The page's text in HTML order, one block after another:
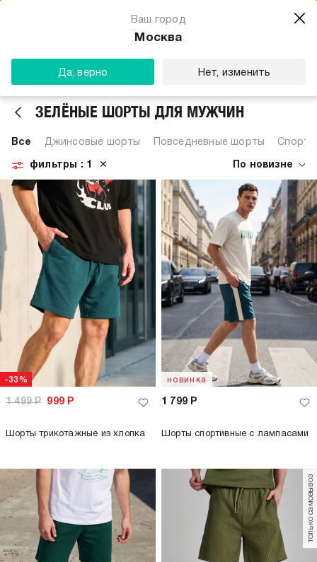
Ваш город
Москва
Да, верно Нет, изменить
ЗЕЛЁНЫЕ ШОРТЫ ДЛЯ МУЖЧИН
Все Джинсовые шорты Повседневные шорты
По новизне
фильтры : 1 ✕
-33%
1 499Р 999 Р
Шорты трикотажные из хлопка
новинка
1 799 Р
Шорты спортивные с лампасами
только самовывоз
Магазин одежды для тебя